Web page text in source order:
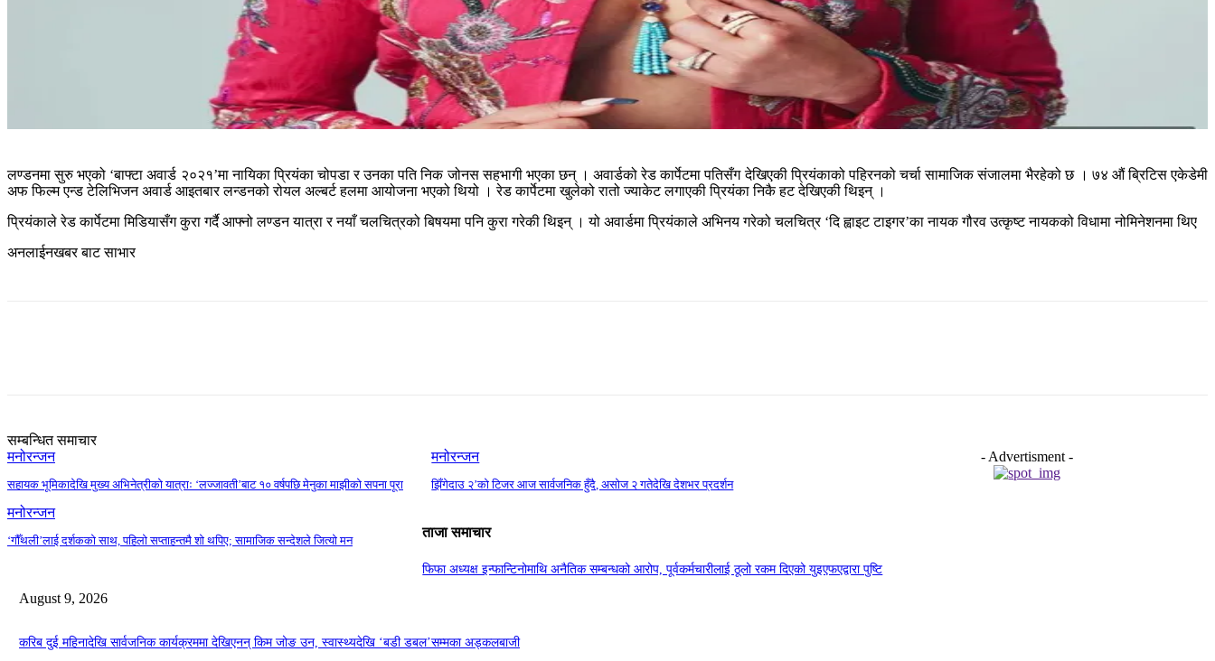
लण्डनमा सुरु भएको ‘बाफ्टा अवार्ड २०२१’मा नायिका प्रियंका चोपडा र उनका पति निक जोनस सहभागी भएका छन् । अवार्डको रेड कार्पेटमा पतिसँग देखिएकी प्रियंकाको पहिरनको चर्चा सामाजिक संजालमा भैरहेको छ । ७४ औं ब्रिटिस एकेडेमी
अफ फिल्म एन्ड टेलिभिजन अवार्ड आइतबार लन्डनको रोयल अल्बर्ट हलमा आयोजना भएको थियो । रेड कार्पेटमा खुलेको रातो ज्याकेट लगाएकी प्रियंका निकै हट देखिएकी थिइन् ।
प्रियंकाले रेड कार्पेटमा मिडियासँग कुरा गर्दै आफ्नो लण्डन यात्रा र नयाँ चलचित्रको बिषयमा पनि कुरा गरेकी थिइन् । यो अवार्डमा प्रियंकाले अभिनय गरेको चलचित्र ‘दि ह्वाइट टाइगर’का नायक गौरव उत्कृष्ट नायकको विधामा नोमिनेशनमा थिए
अनलाईनखबर बाट साभार
सम्बन्धित समाचार
मनोरन्जन
सहायक भूमिकादेखि मुख्य अभिनेत्रीको यात्राः ‘लज्जावती’बाट १० वर्षपछि मेनुका माझीको सपना पूरा
मनोरन्जन
झिँगेदाउ २’को टिजर आज सार्वजनिक हुँदै, असोज २ गतेदेखि देशभर प्रदर्शन
मनोरन्जन
‘गौँथली’लाई दर्शकको साथ, पहिलो सप्ताहन्तमै शो थपिए; सामाजिक सन्देशले जित्यो मन
- Advertisment -
ताजा समाचार
फिफा अध्यक्ष इन्फान्टिनोमाथि अनैतिक सम्बन्धको आरोप, पूर्वकर्मचारीलाई ठूलो रकम दिएको युइएफएद्वारा पुष्टि
August 9, 2026
करिब दुई महिनादेखि सार्वजनिक कार्यक्रममा देखिएनन् किम जोङ उन, स्वास्थ्यदेखि ‘बडी डबल’सम्मका अड्कलबाजी